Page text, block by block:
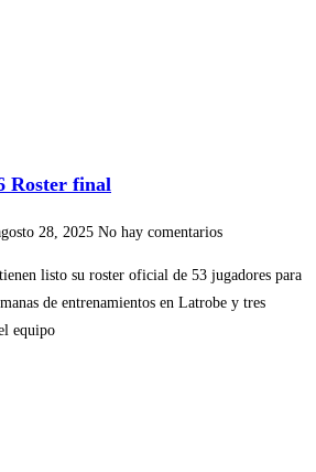
Roster final
28, 2025 No hay comentarios
listo su roster oficial de 53 jugadores para
de entrenamientos en Latrobe y tres
equipo